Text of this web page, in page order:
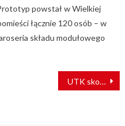
powstał w Wielkiej
łącznie 120 osób – w
składu modułowego
UTK skontrolował zarządców infrastruktury kolejowej